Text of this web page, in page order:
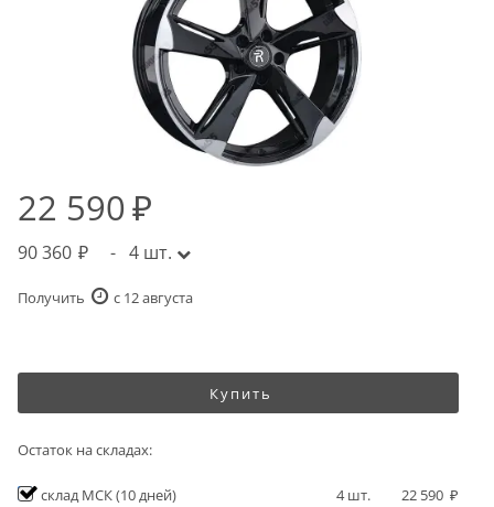
22 590
90 360 - 4 шт.
Получить c 12 августа
Купить
Остаток на складах:
склад МСК(10 дней) 4шт. 22 590